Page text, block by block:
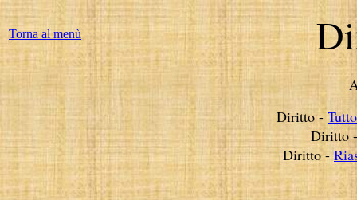
Torna al menù
Diritto - Tutto
Diritto
Diritto -